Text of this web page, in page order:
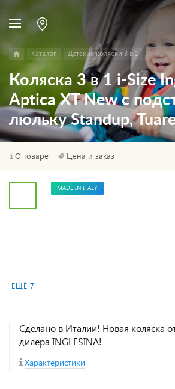
Каталог Детские коляски 3 в 1
Коляска 3 в 1 i-Size
Aptica XT New с
люльку Standup,
О товаре Цена и заказ
ЕЩЁ 7
MADE IN ITALY
Сделано в Италии! Новая коляска
дилера INGLESINA!
Характеристики